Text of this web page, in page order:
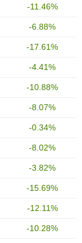
-11.46%
-6.88%
-17.61%
-4.41%
-10.88%
-8.07%
-0.34%
-8.02%
-3.82%
-15.69%
-12.11%
-10.28%